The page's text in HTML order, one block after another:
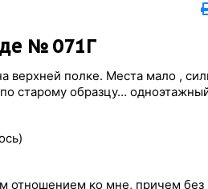
№ 071Г
верхней полке. Места мало ,
старому образцу…
отношением ко мне, причем